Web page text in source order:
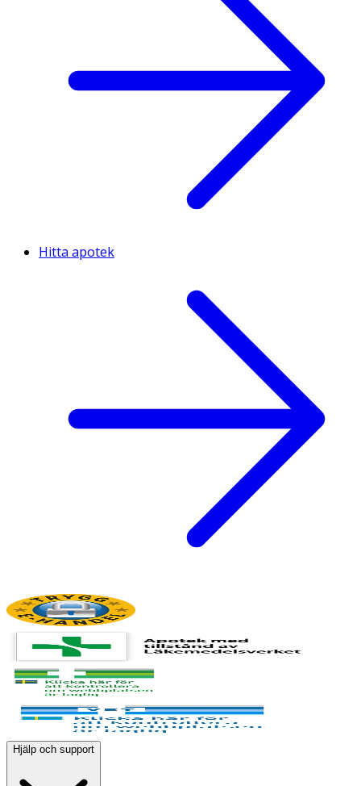
Hitta apotek
Hjälp och support